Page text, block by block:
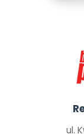
ul.